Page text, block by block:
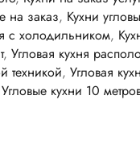
на заказ, Кухни
с холодильником,
, Угловая кухня
техникой, Угловая
Угловые кухни 10